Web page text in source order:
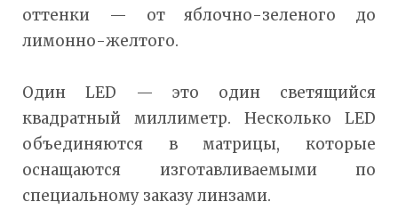
оттенки — от яблочно-зеленого до
лимонно-желтого.
Один LED — это один светящийся
квадратный миллиметр. Несколько LED
объединяются в матрицы, которые
оснащаются изготавливаемыми по
специальному заказу линзами.